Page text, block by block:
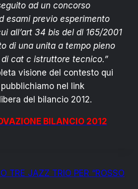
ad un concorso
esami previo esperimento
all’art 34 bis del dl 165/2001
di una unita a tempo pieno
cat c istruttore tecnico.”
visione del contesto qui
nel link
del bilancio 2012.
BILANCIO 2012
TRE JAZZ TRIO PER “ROSSO